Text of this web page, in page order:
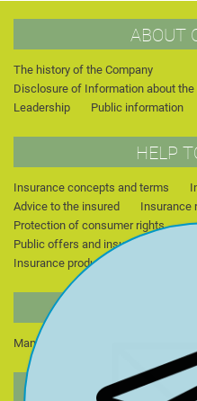
ABOUT
The history of the Company
Disclosure of Information about
Leadership
Public information
HELP
Insurance concepts and terms
Advice to the insured
Insurance
Protection of consumer rights
Public offers and insurance
Insurance products of partner
Manager page